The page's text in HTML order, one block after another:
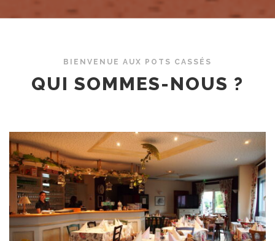
À EMPORTER
BIENVENUE AUX POTS CASSÉS
QUI SOMMES-NOUS ?